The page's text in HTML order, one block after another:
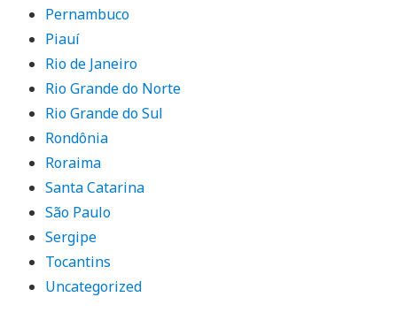
Pernambuco
Piauí
Rio de Janeiro
Rio Grande do Norte
Rio Grande do Sul
Rondônia
Roraima
Santa Catarina
São Paulo
Sergipe
Tocantins
Uncategorized